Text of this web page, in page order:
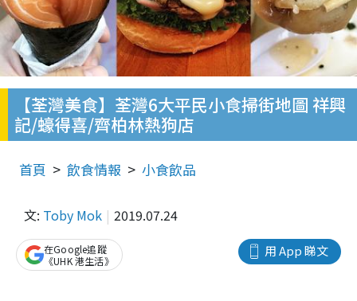
【荃灣美食】荃灣6大平民小食掃街地圖 祥興
記/蠔得喜/齊柏林熱狗店
首頁 飲食情報 小食飲品
文: Toby Mok 2019.07.24
用 App 睇文
在Google追蹤
《UHK 港生活》